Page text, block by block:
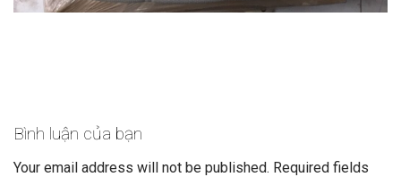
Bình luận của bạn
Your email address will not be published. Required fields